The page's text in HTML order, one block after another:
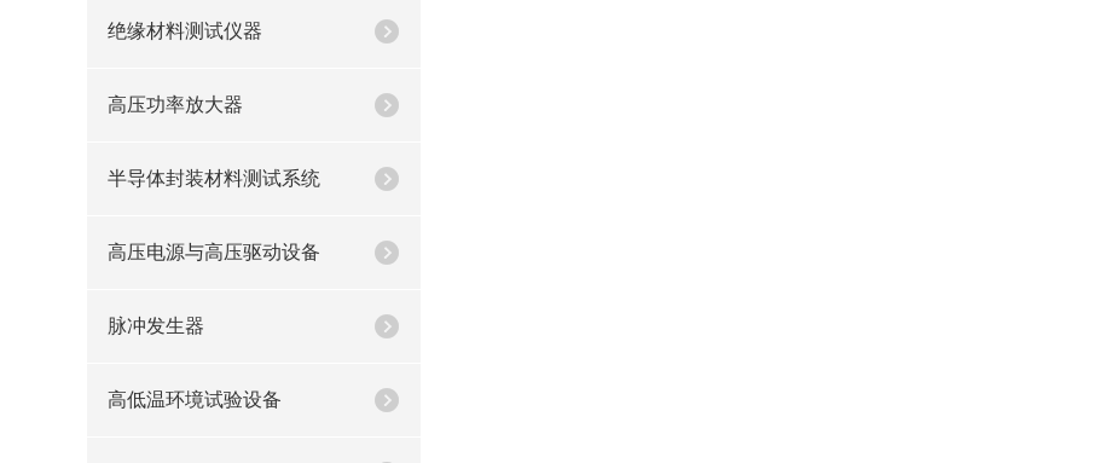
绝缘材料测试仪器
高压功率放大器
半导体封装材料测试系统
高压电源与高压驱动设备
脉冲发生器
高低温环境试验设备